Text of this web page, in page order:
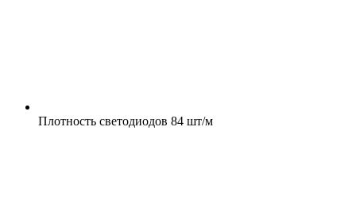
Плотность светодиодов 84 шт/м